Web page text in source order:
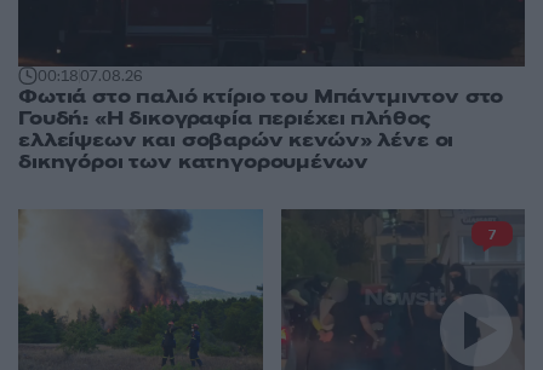
00:1807.08.26
Φωτιά στο παλιό κτίριο του Μπάντμιντον στο
Γουδή: «Η δικογραφία περιέχει πλήθος
ελλείψεων και σοβαρών κενών» λένε οι
δικηγόροι των κατηγορουμένων
7